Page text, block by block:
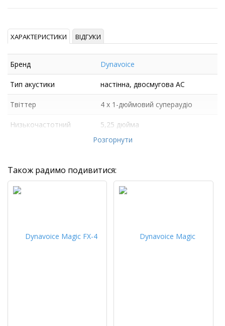
ХАРАКТЕРИСТИКИ ВІДГУКИ
Бренд Dynavoice
Тип акустики настінна, двосмугова АС
Твіттер 4 x 1-дюймовий супераудіо
Низькочастотний
5,25 дюйма
Розгорнути
Також радимо подивитися: